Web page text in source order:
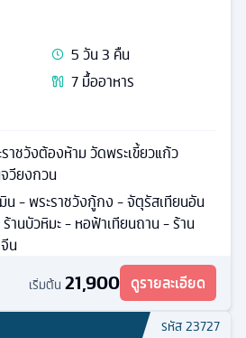
5วัน3 คืน
7มื้ออาหาร
าชวังต้องห้าม วัดพระเขี้ยวแก้ว
วียงกวน
น - พระราชวังกู้กง - จัตุรัสเทียนอัน
านบัวหิมะ - หอฟ้าเทียนถาน - ร้าน
น
เริ่มต้น 21,900 ดูรายละเอียด
รหัส23727